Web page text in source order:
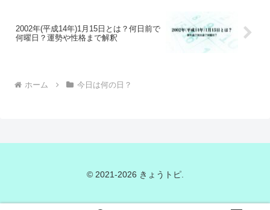
2002年(平成14年)1月15日とは？何日前で
何曜日？運勢や性格まで解釈
ホーム 今日は何の日？
© 2021-2026 きょうトピ.